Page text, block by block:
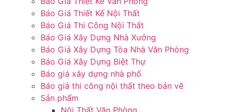
Báo Giá Thiết Kế Nội Thất
Báo Giá Thi Công Nội Thất
Báo Giá Xây Dựng Nhà Xưởng
Báo Giá Xây Dựng Tòa Nhà Văn Phòng
Báo Giá Xây Dựng Biệt Thự
Báo giá xây dựng nhà phố
Báo giá thi công nội thất theo bản vẽ
Sản phẩm
Nội Thất Văn Phòng